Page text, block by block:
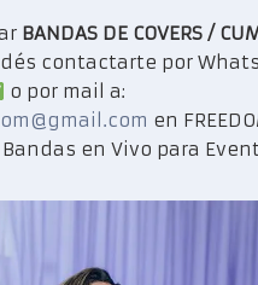
BANDAS DE COVERS /
contactarte por
o por mail a:
en
Bandas en Vivo para